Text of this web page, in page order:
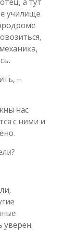
училище.
–
нас
с ними и